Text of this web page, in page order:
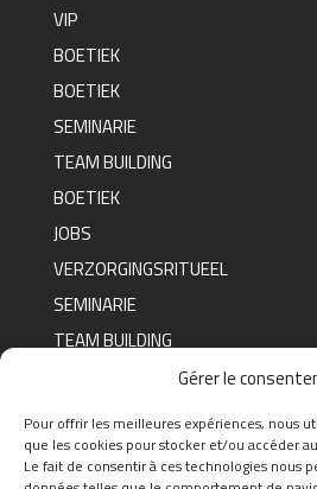
Gérer le
Pour offrir les meilleures expériences, nous
que les cookies pour stocker et/ou accéder
Le fait de consentir à ces technologies nous
VIP
BOETIEK
BOETIEK
SEMINARIE
TEAM BUILDING
BOETIEK
JOBS
VERZORGINGSRITUEEL
SEMINARIE
TEAM BUILDING
FAQ